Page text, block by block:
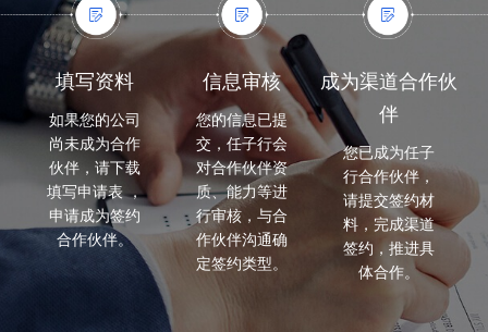
填写资料
如果您的公司
尚未成为合作
伙伴，请下载
填写申请表 ，
申请成为签约
合作伙伴。
信息审核
您的信息已提
交，任子行会
对合作伙伴资
质、能力等进
行审核，与合
作伙伴沟通确
定签约类型。
成为渠道合作伙
伴
您已成为任子
行合作伙伴，
请提交签约材
料，完成渠道
签约，推进具
体合作。